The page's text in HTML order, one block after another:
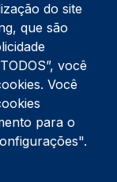
do site
que são
você
Você
para o